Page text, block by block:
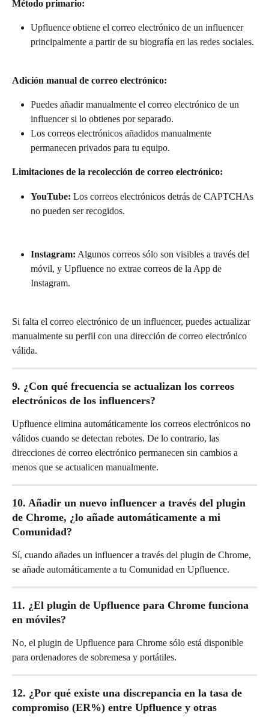
Método primario:
Upfluence obtiene el correo electrónico de un influencer
principalmente a partir de su biografía en las redes sociales.
Adición manual de correo electrónico:
Puedes añadir manualmente el correo electrónico de un
influencer si lo obtienes por separado.
Los correos electrónicos añadidos manualmente
permanecen privados para tu equipo.
Limitaciones de la recolección de correo electrónico:
YouTube: Los correos electrónicos detrás de CAPTCHAs
no pueden ser recogidos.
Instagram: Algunos correos sólo son visibles a través del
móvil, y Upfluence no extrae correos de la App de
Instagram.
Si falta el correo electrónico de un influencer, puedes actualizar
manualmente su perfil con una dirección de correo electrónico
válida.
9. ¿Con qué frecuencia se actualizan los correos
electrónicos de los influencers?
Upfluence elimina automáticamente los correos electrónicos no
válidos cuando se detectan rebotes. De lo contrario, las
direcciones de correo electrónico permanecen sin cambios a
menos que se actualicen manualmente.
10. Añadir un nuevo influencer a través del plugin
de Chrome, ¿lo añade automáticamente a mi
Comunidad?
Sí, cuando añades un influencer a través del plugin de Chrome,
se añade automáticamente a tu Comunidad en Upfluence.
11. ¿El plugin de Upfluence para Chrome funciona
en móviles?
No, el plugin de Upfluence para Chrome sólo está disponible
para ordenadores de sobremesa y portátiles.
12. ¿Por qué existe una discrepancia en la tasa de
compromiso (ER%) entre Upfluence y otras